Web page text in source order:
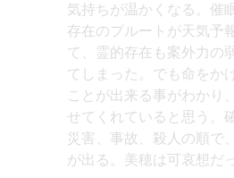
気持ちが温かくなる。催
存在のプルートが天気予
て、霊的存在も案外力の
てしまった。でも命をか
ことが出来る事がわかり
せてくれていると思う。
災害、事故、殺人の順で
が出る。美穂は可哀想だ